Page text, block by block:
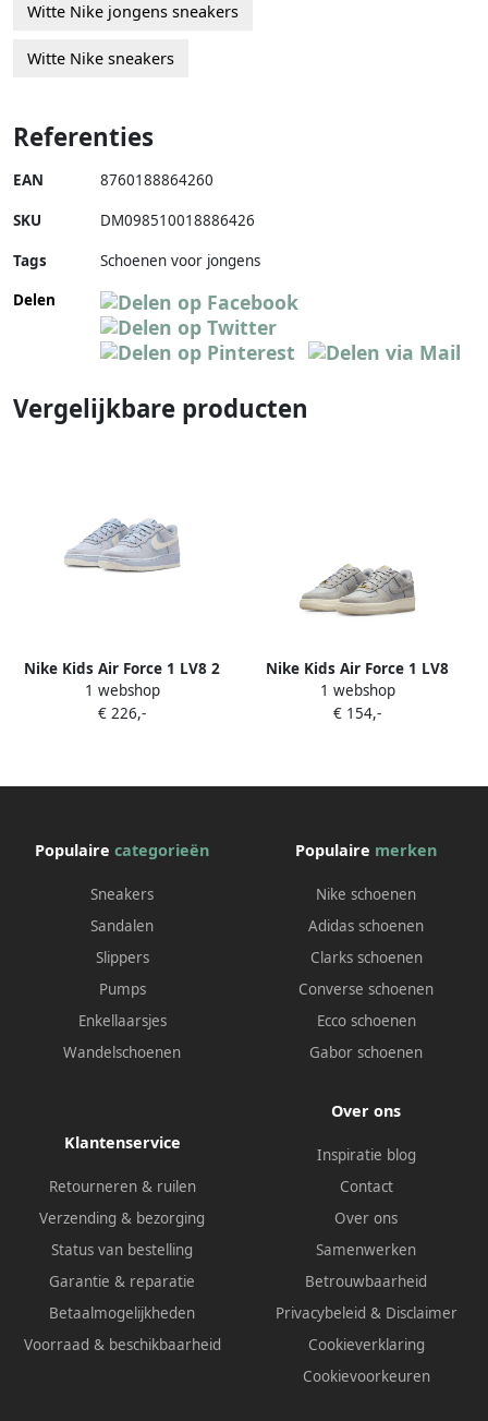
Witte Nike jongens sneakers
Witte Nike sneakers
Referenties
EAN 8760188864260
SKU DM098510018886426
Tags
Schoenen voor jongens
Delen
Vergelijkbare producten
Nike Kids Air Force 1 LV8 2
sneakers Blauw
1 webshop
€ 226,-
Nike Kids Air Force 1 LV8
sneakers Grijs
1 webshop
€ 154,-
Populaire categorieën
Sneakers
Sandalen
Slippers
Pumps
Enkellaarsjes
Wandelschoenen
Populaire merken
Nike schoenen
Adidas schoenen
Clarks schoenen
Converse schoenen
Ecco schoenen
Gabor schoenen
Klantenservice
Retourneren & ruilen
Verzending & bezorging
Status van bestelling
Garantie & reparatie
Betaalmogelijkheden
Voorraad & beschikbaarheid
Over ons
Inspiratie blog
Contact
Over ons
Samenwerken
Betrouwbaarheid
Privacybeleid & Disclaimer
Cookieverklaring
Cookievoorkeuren